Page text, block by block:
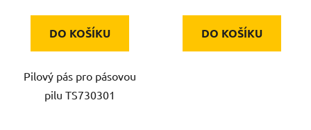
DO KOŠÍKU
Pilový pás pro pásovou
pilu TS730301
DO KOŠÍKU